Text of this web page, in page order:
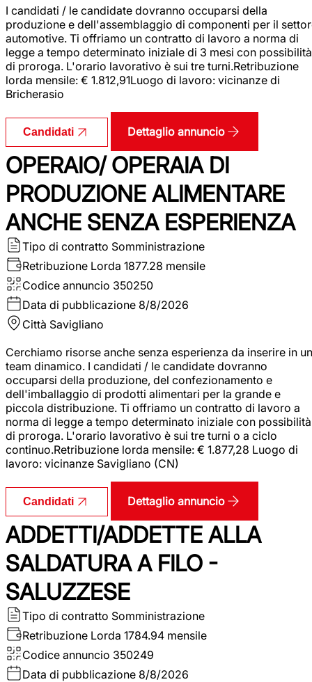
I candidati / le candidate dovranno occuparsi della
produzione e dell'assemblaggio di componenti per il
automotive. Ti offriamo un contratto di lavoro a norma di
legge a tempo determinato iniziale di 3 mesi con possibilità
di proroga. L'orario lavorativo è sui tre turni.Retribuzione
lorda mensile: € 1.812,91Luogo di lavoro: vicinanze di
Bricherasio
Candidati Dettaglio annuncio
OPERAIO/ OPERAIA DI
PRODUZIONE ALIMENTARE
ANCHE SENZA ESPERIENZA
Tipo di contratto Somministrazione
Retribuzione Lorda 1877.28 mensile
Codice annuncio 350250
Data di pubblicazione 8/8/2026
Città Savigliano
Cerchiamo risorse anche senza esperienza da inserire in un
team dinamico. I candidati / le candidate dovranno
occuparsi della produzione, del confezionamento e
dell'imballaggio di prodotti alimentari per la grande e
piccola distribuzione. Ti offriamo un contratto di lavoro a
norma di legge a tempo determinato iniziale con possibilità
di proroga. L'orario lavorativo è sui tre turni o a ciclo
continuo.Retribuzione lorda mensile: € 1.877,28 Luogo di
lavoro: vicinanze Savigliano (CN)
Candidati Dettaglio annuncio
ADDETTI/ADDETTE ALLA
SALDATURA A FILO -
SALUZZESE
Tipo di contratto Somministrazione
Retribuzione Lorda 1784.94 mensile
Codice annuncio 350249
Data di pubblicazione 8/8/2026